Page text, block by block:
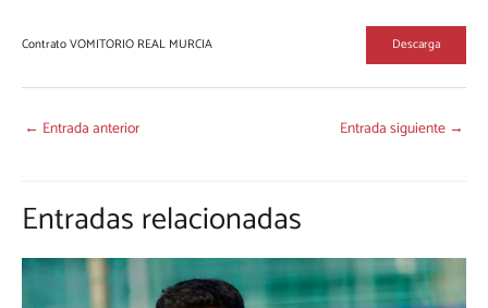
Contrato VOMITORIO REAL MURCIA Descarga
← Entrada anterior Entrada siguiente →
Entradas relacionadas